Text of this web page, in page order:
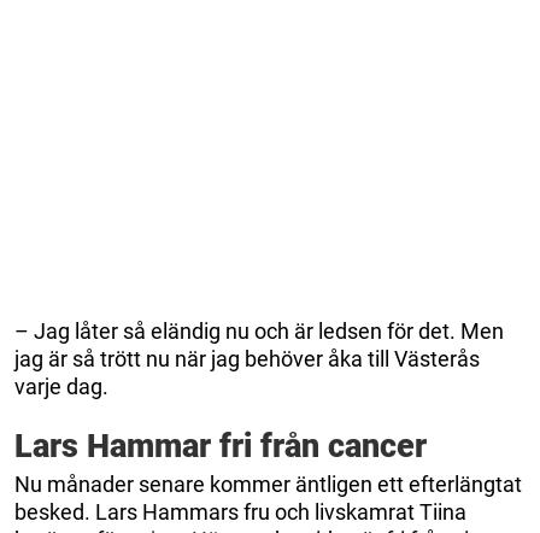
– Jag låter så eländig nu och är ledsen för det. Men
jag är så trött nu när jag behöver åka till Västerås
varje dag.
Lars Hammar fri från cancer
Nu månader senare kommer äntligen ett efterlängtat
besked. Lars Hammars fru och livskamrat Tiina